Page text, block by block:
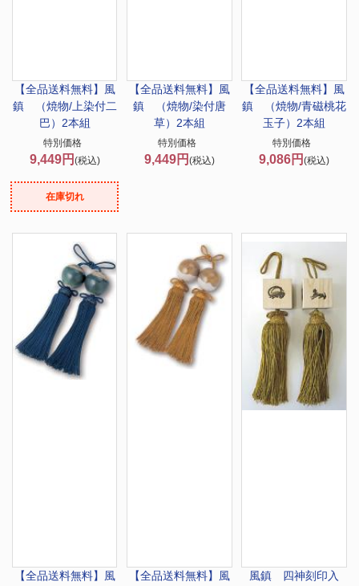
【全品送料無料】
風
鎮 （焼物/上染付二
巴）2本組
特別価格
9,449円 (税込)
在庫切れ
【全品送料無料】
風
鎮 （焼物/染付唐
草）2本組
特別価格
9,449円 (税込)
【全品送料無料】
風
鎮 （焼物/青磁桃花
玉子）2本組
特別価格
9,086円(税込)
【全品送料無料】
風
【全品送料無料】
風
風鎮 四神刻印入